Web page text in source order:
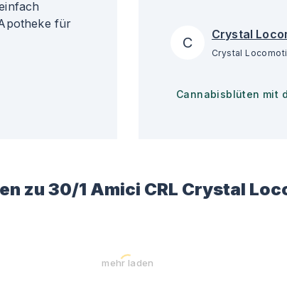
für
C Crystal
Cannabisblüten mit
zu 30/1 Amici CRL Crystal
mehr laden